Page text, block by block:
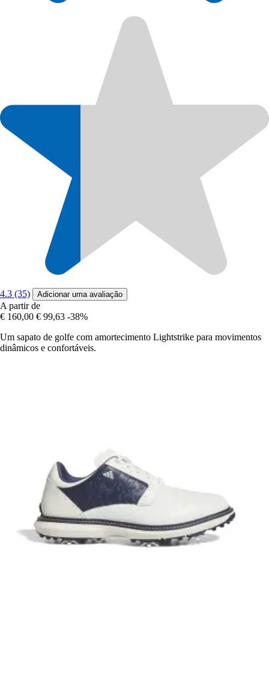
4.3 (35) Adicionar uma avaliação
A partir de
€ 160,00 € 99,63 -38%
Um sapato de golfe com amortecimento Lightstrike para movimentos
dinâmicos e confortáveis.